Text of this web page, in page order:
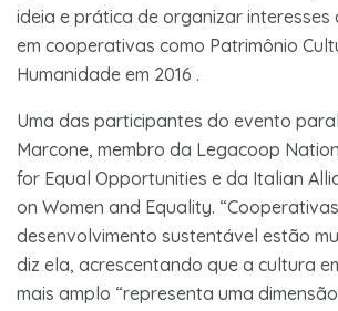
ideia e prática de organizar
em cooperativas como Patrimônio
Humanidade em 2016 .
Uma das participantes do evento
Marcone, membro da Legacoop
for Equal Opportunities e da Italian
on Women and Equality.
desenvolvimento sustentável estão
diz ela, acrescentando que a cultura
mais amplo “representa uma